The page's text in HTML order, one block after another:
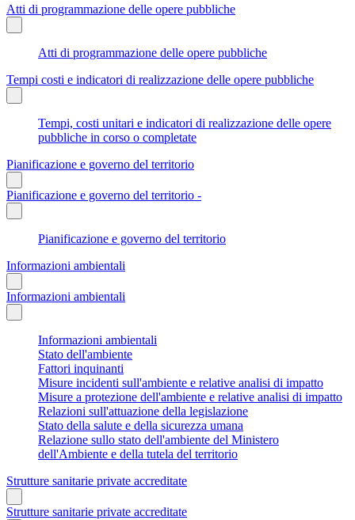
Atti di programmazione delle opere pubbliche
Atti di programmazione delle opere pubbliche
Tempi costi e indicatori di realizzazione delle opere pubbliche
Tempi, costi unitari e indicatori di realizzazione delle opere
pubbliche in corso o completate
Pianificazione e governo del territorio
Pianificazione e governo del territorio -
Pianificazione e governo del territorio
Informazioni ambientali
Informazioni ambientali
Informazioni ambientali
Stato dell'ambiente
Fattori inquinanti
Misure incidenti sull'ambiente e relative analisi di impatto
Misure a protezione dell'ambiente e relative analisi di impatto
Relazioni sull'attuazione della legislazione
Stato della salute e della sicurezza umana
Relazione sullo stato dell'ambiente del Ministero
dell'Ambiente e della tutela del territorio
Strutture sanitarie private accreditate
Strutture sanitarie private accreditate